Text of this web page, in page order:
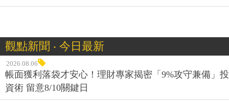
觀點新聞 ‧ 今日最新
2026.08.06
帳面獲利落袋才安心！理財專家揭密「9%攻守兼備」投
資術 留意8/10關鍵日